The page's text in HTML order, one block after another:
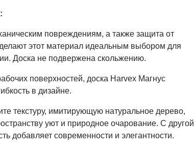
повреждениям, а также защита от
этот материал идеальным выбором для
Доска не подвержена скольжению.
поверхностей, доска Harvex Магнус
в дизайне.
текстуру, имитирующую натуральное дерево,
уют и природное очарование. С другой
добавляет современности и элегантности.